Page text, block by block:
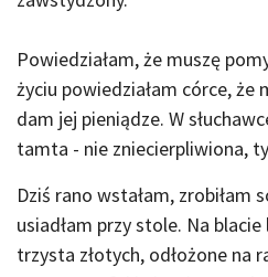
Powiedziałam, że muszę
życiu powiedziałam córce, że
dam jej pieniądze. W
tamta - nie zniecierpliwiona,
Dziś rano wstałam, zrobiłam
usiadłam przy stole. Na
trzysta złotych, odłożone na